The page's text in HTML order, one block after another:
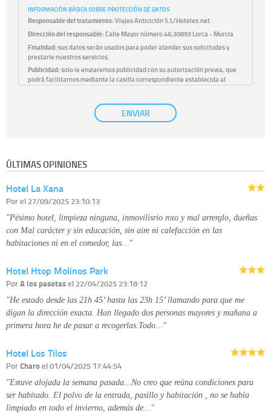
INFORMACIÓN BÁSICA SOBRE PROTECCIÓN DE DATOS
Responsable del tratamiento:Viajes Anticiclón S.L/Hoteles.net
Dirección del responsable:Calle Mayor número 46,30893 Lorca - Murcia
Finalidad:sus datos serán usados para poder atender sus solicitudes y
prestarle nuestros servicios.
Publicidad:solo le enviaremos publicidad con su autorización previa, que
podrá facilitarnos mediante la casilla correspondiente establecida al
únicamente trataremos sus datos con su consentimiento
previo, que podrá facilitarnos mediante la casilla correspondiente
Derechos:tiene derecho a saber qué información tenemos sobre usted,
disponible en nuestra página web.
Información complementaria:
ENVIAR
ÚLTIMAS OPINIONES
Hotel La Xana
Porel 27/09/2025 23:10:13
"Pésimo hotel, limpieza ninguna, inmovilisrio roto y mal arrerglo, dueñas
con Mal carácter y sin educación, sin aire ni calefacción en las
habitaciones ni en el comedor, las…"
Hotel Htop Molinos Park
PorA los pasotasel 22/04/2025 23:18:12
"He estado desde las 21h 45’ hasta las 23h 15’ llamando para que me
digan la dirección exacta. Han llegado dos personas mayores y mañana a
primera hora he de pasar a recogerlas.Todo…"
Hotel Los Tilos
PorCharoel 01/04/2025 17:44:54
"Estuve alojada la semana pasada...No creo que reúna condiciones para
ser habitado. El polvo de la entrada, pasillo y habitación , no se había
limpiado en todo el invierno, además de…"